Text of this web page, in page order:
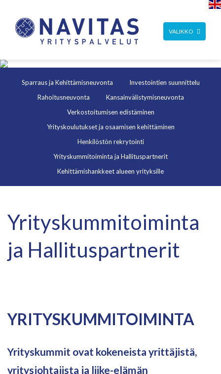
TOGGLE
NAVIGATION
VALIKKO
Sparraus ja Kehittämis­neuvonta
Investointien suunnittelu
Rahoitusneuvonta
Kansainvälistymis­neuvonta
Verkostoitumisen edistäminen
Yrityskoulutukset ja osaamisen kehittäminen
Henkilöstön rekrytointi
Yrityskummi­toiminta ja Hallitus­partnerit
Kehittämishankkeet alueen yrityksille
Yrityskummi­toiminta
ja Hallitus­partnerit
YRITYSKUMMITOIMINTA
Yrityskummit ovat kokeneista yrittäjistä,
yritysjohtajista ja liike-elämän